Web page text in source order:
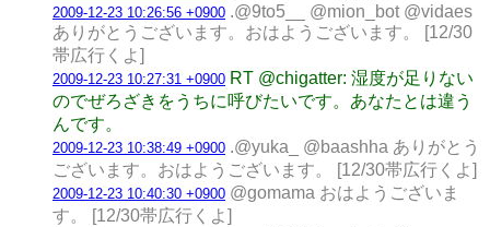
2009-12-23 10:26:56 +0900 .@9to5__ @mion_bot @vidaes
ありがとうございます。おはようございます。 [12/30
帯広行くよ]
2009-12-23 10:27:31 +0900 RT @chigatter: 湿度が足りない
のでぜろざきをうちに呼びたいです。あなたとは違う
んです。
2009-12-23 10:38:49 +0900 .@yuka_ @baashha ありがとう
ございます。おはようございます。 [12/30帯広行くよ]
2009-12-23 10:40:30 +0900 @gomama おはようございま
す。 [12/30帯広行くよ]